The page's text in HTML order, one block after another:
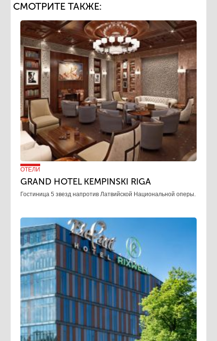
СМОТРИТЕ ТАКЖЕ:
ОТЕЛИ
GRAND HOTEL KEMPINSKI RIGA
Гостиница 5 звезд напротив Латвийской Национальной оперы.